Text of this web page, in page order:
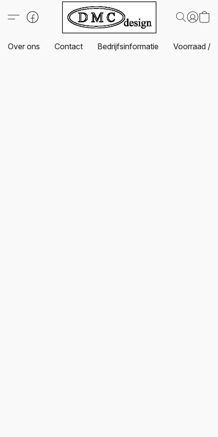
Over ons Contact Bedrijfsinformatie Voorraad /